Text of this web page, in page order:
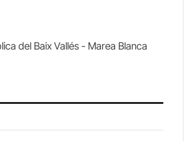
del Baix Vallés - Marea Blanca